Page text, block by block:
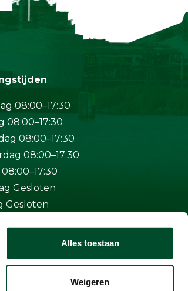
Alles toestaan
Weigeren
08:00–17:30
08:00–17:30
08:00–17:30
08:00–17:30
Gesloten
Gesloten
ook buiten
bereikbaar op
5712124